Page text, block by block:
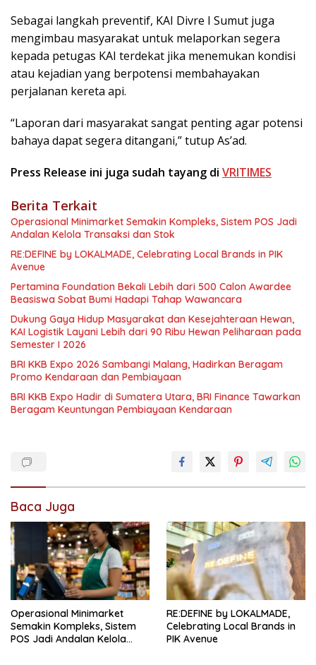
Sebagai langkah preventif, KAI Divre I Sumut juga
mengimbau masyarakat untuk melaporkan segera
kepada petugas KAI terdekat jika menemukan kondisi
atau kejadian yang berpotensi membahayakan
perjalanan kereta api.
“Laporan dari masyarakat sangat penting agar potensi
bahaya dapat segera ditangani,” tutup As’ad.
Press Release ini juga sudah tayang di VRITIMES
Berita Terkait
Operasional Minimarket Semakin Kompleks, Sistem POS Jadi
Andalan Kelola Transaksi dan Stok
RE:DEFINE by LOKALMADE, Celebrating Local Brands in PIK
Avenue
Pertamina Foundation Bekali Lebih dari 500 Calon Awardee
Beasiswa Sobat Bumi Hadapi Tahap Wawancara
Dukung Gaya Hidup Masyarakat dan Kesejahteraan Hewan,
KAI Logistik Layani Lebih dari 90 Ribu Hewan Peliharaan pada
Semester I 2026
BRI KKB Expo 2026 Sambangi Malang, Hadirkan Beragam
Promo Kendaraan dan Pembiayaan
BRI KKB Expo Hadir di Sumatera Utara, BRI Finance Tawarkan
Beragam Keuntungan Pembiayaan Kendaraan
Baca Juga
Operasional Minimarket
Semakin Kompleks, Sistem
POS Jadi Andalan Kelola
RE:DEFINE by LOKALMADE,
Celebrating Local Brands in
PIK Avenue